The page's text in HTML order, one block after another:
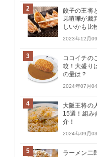
2
餃子の王将
弟喧嘩が裁
しいかも比
2023年12月
3
ココイチの
較！大盛り
の量は？
2024年07月
4
大阪王将の
15選！組み
介！
2024年09月
5
ラーメン二